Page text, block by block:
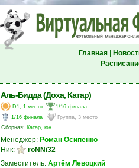
Главная|
Аль-Бидда (Доха, Катар)
D1, 1 место
1/16 финала
1/16 финала
Группа, 3 место
Сборная: Катар, юн.
Менеджер: Роман Осипенко
Ник:
roNNi32
Заместитель: Артём Левоцкий